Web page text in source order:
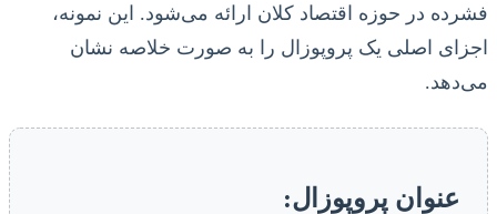
فشرده در حوزه اقتصاد کلان ارائه می‌شود. این نمونه،
اجزای اصلی یک پروپوزال را به صورت خلاصه نشان
می‌دهد.
عنوان پروپوزال: